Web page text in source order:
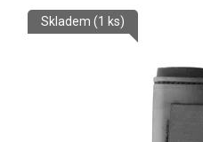
Skladem (1 ks)